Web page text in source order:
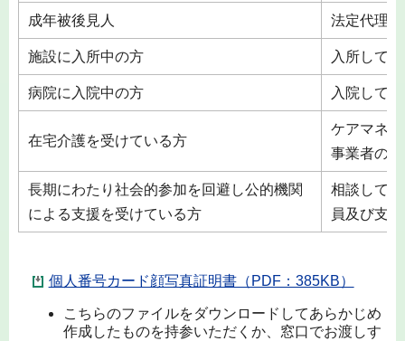
成年被後見人 法定代理
施設に入所中の方 入所して
病院に入院中の方 入院して
在宅介護を受けている方
ケアマネ
事業者の長
長期にわたり社会的参加を回避し公的機関
による支援を受けている方
相談して
員及び支
個人番号カード顔写真証明書（PDF：385KB）
こちらのファイルをダウンロードしてあらかじめ
作成したものを持参いただくか、窓口でお渡しす